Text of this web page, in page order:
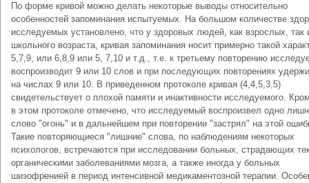
По форме кривой можно делать некоторые выводы относительно
особенностей запоминания испытуемых. На большом количестве
исследуемых установлено, что у здоровых людей, как взрослых, так
школьного возраста, кривая запоминания носит примерно такой
5,7,9, или 6,8,9 или 5, 7,10 и т.д., т.е. к третьему повторению
воспроизводит 9 или 10 слов и при последующих повторениях
на числах 9 или 10. В приведенном протоколе кривая (4,4,5,3,5)
свидетельствует о плохой памяти и инактивности исследуемого.
в этом протоколе отмечено, что исследуемый воспроизвел одно
слово "огонь" и в дальнейшем при повторении "застрял" на этой
Такие повторяющиеся "лишние" слова, по наблюдениям некоторых
психологов, встречаются при исследовании больных, страдающих
органическими заболеваниями мозга, а также иногда у больных
шизофренией в период интенсивной медикаментозной терапии.